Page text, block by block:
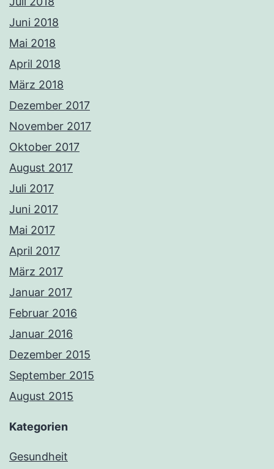
Juni 2018
Mai 2018
April 2018
März 2018
Dezember 2017
November 2017
Oktober 2017
August 2017
Juli 2017
Juni 2017
Mai 2017
April 2017
März 2017
Januar 2017
Februar 2016
Januar 2016
Dezember 2015
September 2015
August 2015
Kategorien
Gesundheit